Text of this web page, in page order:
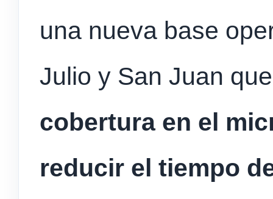
una nueva base
Julio y San Juan
cobertura en el
reducir el tiempo